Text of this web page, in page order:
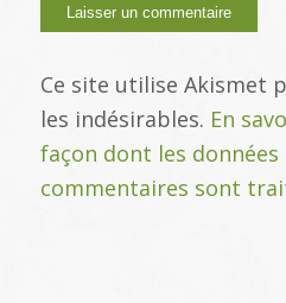
Ce site utilise Akismet
les indésirables. En
façon dont les données
commentaires sont